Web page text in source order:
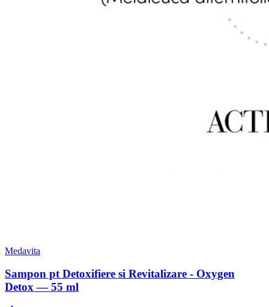
Medavita
Sampon pt Detoxifiere si Revitalizare - Oxygen
Detox — 55 ml